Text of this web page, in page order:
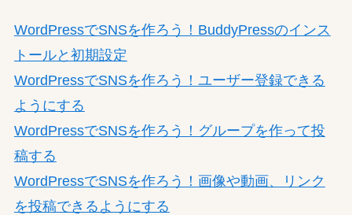
WordPressでSNSを作ろう！BuddyPressのインス
トールと初期設定
WordPressでSNSを作ろう！ユーザー登録できる
ようにする
WordPressでSNSを作ろう！グループを作って投
稿する
WordPressでSNSを作ろう！画像や動画、リンク
を投稿できるようにする